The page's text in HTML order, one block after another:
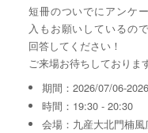
短冊のついでにアンケ
入もお願いしているの
回答してください！
ご来場お待ちしておりま
期間：2026/07/06-
時間：19:30 - 20:30
会場：九産大北門楠風